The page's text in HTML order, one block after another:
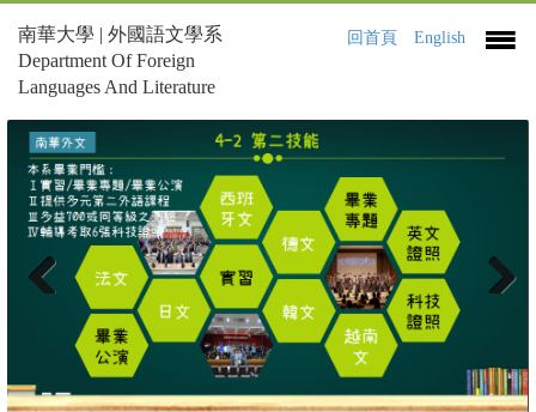
南華大學 | 外國語文學系
Department Of Foreign
Languages And Literature
回首頁 English